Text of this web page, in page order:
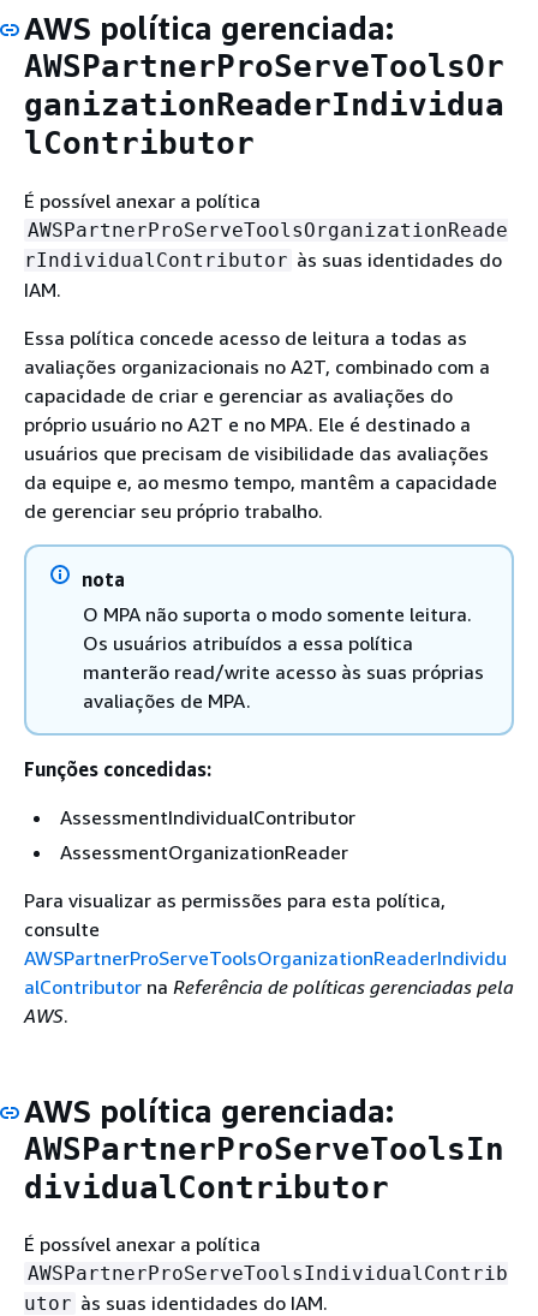
AWS política gerenciada:
AWSPartnerProServeToolsOr
ganizationReaderIndividua
lContributor
É possível anexar a política
AWSPartnerProServeToolsOrganizationReade
rIndividualContributor às suas identidades do
IAM.
Essa política concede acesso de leitura a todas as
avaliações organizacionais no A2T, combinado com a
capacidade de criar e gerenciar as avaliações do
próprio usuário no A2T e no MPA. Ele é destinado a
usuários que precisam de visibilidade das avaliações
da equipe e, ao mesmo tempo, mantêm a capacidade
de gerenciar seu próprio trabalho.
nota
O MPA não suporta o modo somente leitura.
Os usuários atribuídos a essa política
manterão read/write acesso às suas próprias
avaliações de MPA.
Funções concedidas:
AssessmentIndividualContributor
AssessmentOrganizationReader
Para visualizar as permissões para esta política,
consulte
AWSPartnerProServeToolsOrganizationReaderIndividu
alContributor na Referência de políticas gerenciadas pela
AWS.
AWS política gerenciada:
AWSPartnerProServeToolsIn
dividualContributor
É possível anexar a política
AWSPartnerProServeToolsIndividualContrib
utor às suas identidades do IAM.